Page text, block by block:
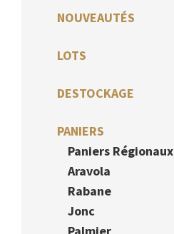
NOUVEAUTÉS
LOTS
DESTOCKAGE
PANIERS
Paniers Régionaux
Aravola
Rabane
Jonc
Palmier